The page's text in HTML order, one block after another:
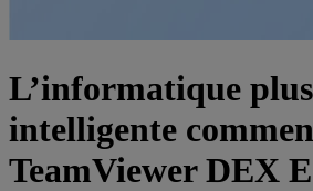
L’informatique plus
intelligente
TeamViewer DEX